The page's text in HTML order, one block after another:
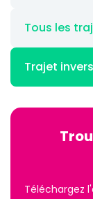
Tous les
Trajet
Téléchargez